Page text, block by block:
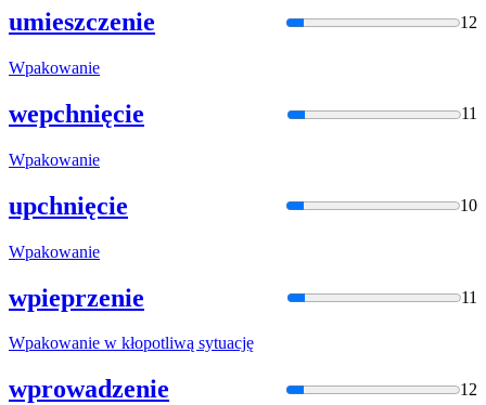
umieszczenie 12
Wpakowanie
wepchnięcie 11
Wpakowanie
upchnięcie 10
Wpakowanie
wpieprzenie 11
Wpakowanie w kłopotliwą sytuację
wprowadzenie 12